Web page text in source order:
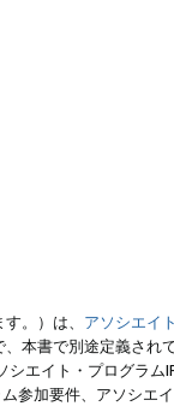
。）は、 アソシエイ
本書で別途定義され
エイト・プログラ
参加要件、アソシエ